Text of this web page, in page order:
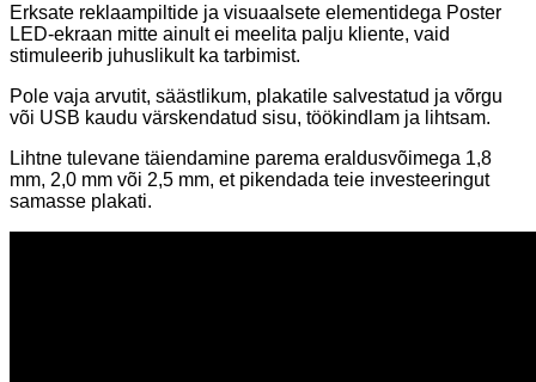
Erksate reklaampiltide ja visuaalsete elementidega Poster
LED-ekraan mitte ainult ei meelita palju kliente, vaid
stimuleerib juhuslikult ka tarbimist.
Pole vaja arvutit, säästlikum, plakatile salvestatud ja võrgu
või USB kaudu värskendatud sisu, töökindlam ja lihtsam.
Lihtne tulevane täiendamine parema eraldusvõimega 1,8
mm, 2,0 mm või 2,5 mm, et pikendada teie investeeringut
samasse plakati.